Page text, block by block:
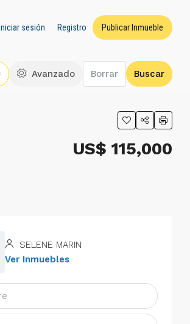
Iniciar sesión Registro Publicar Inmueble
Avanzado Borrar Buscar
US$ 115,000
SELENE MARIN
Ver Inmuebles